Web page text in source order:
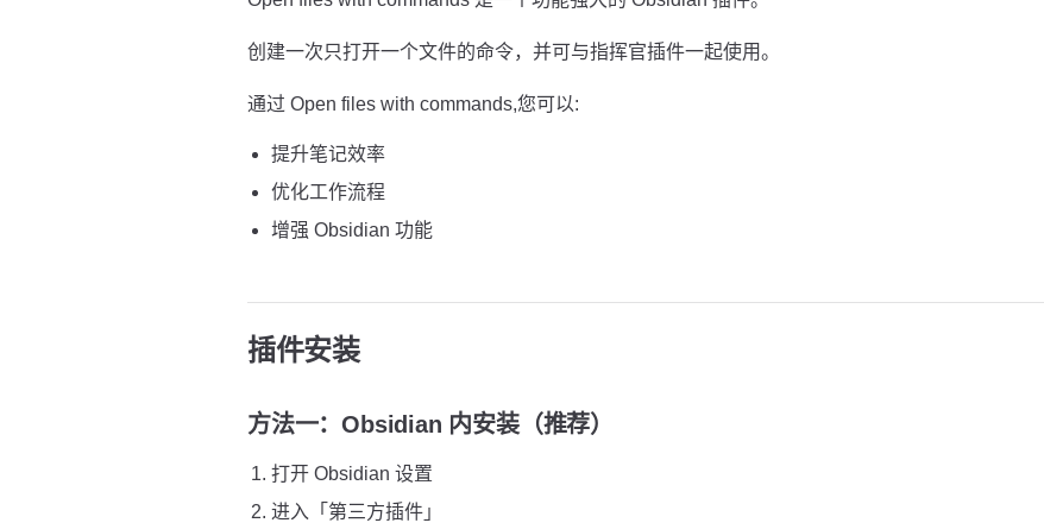
创建一次只打开一个文件的命令，并可与指挥官插件一起使用。
通过 Open files with commands,您可以:
提升笔记效率
优化工作流程
增强 Obsidian 功能
插件安装
方法一：Obsidian 内安装（推荐）
打开 Obsidian 设置
进入「第三方插件」